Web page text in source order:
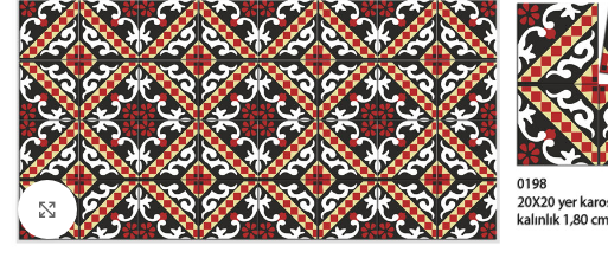
Büyütmek için tıklayın